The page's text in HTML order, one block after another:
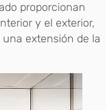
proporcionan
y el exterior,
extensión de la